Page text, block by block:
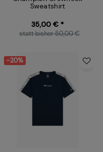
Sweatshirt
35,00 € *
statt bisher 50,00 €
-20%